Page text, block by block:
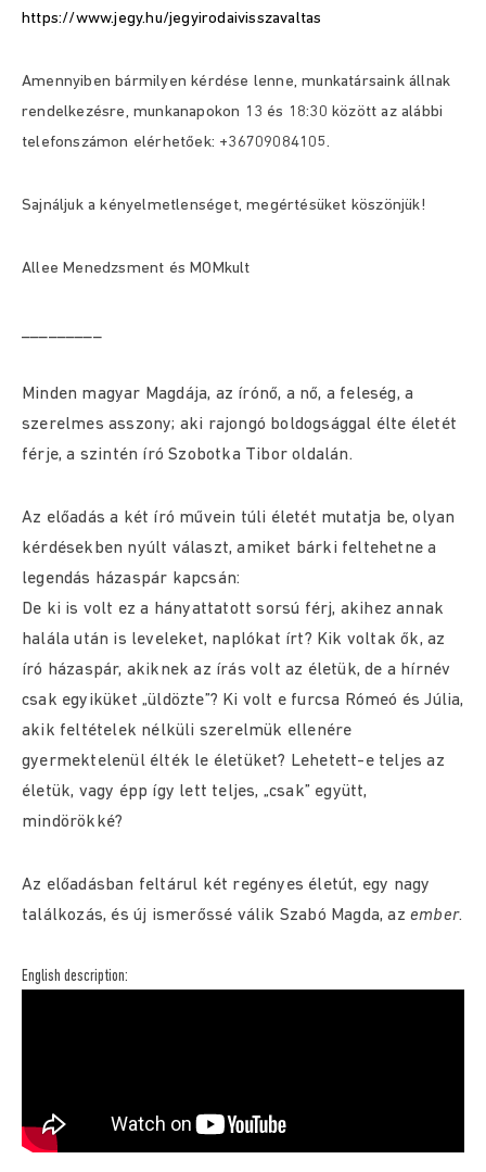
https://www.jegy.hu/jegyirodaivisszavaltas
Amennyiben bármilyen kérdése lenne, munkatársaink állnak
rendelkezésre, munkanapokon 13 és 18:30 között az alábbi
telefonszámon elérhetőek: +36709084105.
Sajnáljuk a kényelmetlenséget, megértésüket köszönjük!
Allee Menedzsment és MOMkult
Minden magyar Magdája, az írónő, a nő, a feleség, a
szerelmes asszony; aki rajongó boldogsággal élte életét
férje, a szintén író Szobotka Tibor oldalán.
Az előadás a két író művein túli életét mutatja be, olyan
kérdésekben nyúlt választ, amiket bárki feltehetne a
legendás házaspár kapcsán:
De ki is volt ez a hányattatott sorsú férj, akihez annak
halála után is leveleket, naplókat írt? Kik voltak ők, az
író házaspár, akiknek az írás volt az életük, de a hírnév
csak egyiküket „üldözte”? Ki volt e furcsa Rómeó és Júlia,
akik feltételek nélküli szerelmük ellenére
gyermektelenül élték le életüket? Lehetett-e teljes az
életük, vagy épp így lett teljes, „csak” együtt,
mindörökké?
Az előadásban feltárul két regényes életút, egy nagy
találkozás, és új ismerőssé válik Szabó Magda, azember.
English description: